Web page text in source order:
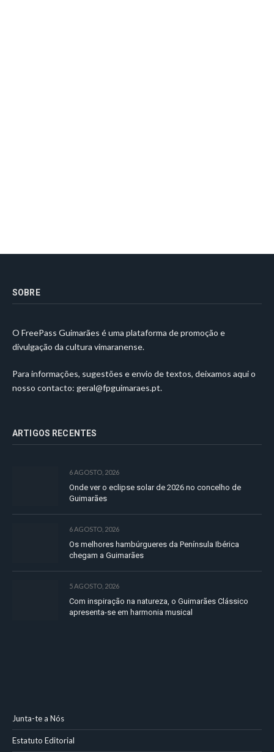
SOBRE
O FreePass Guimarães é uma plataforma de promoção e
divulgação da cultura vimaranense.
Para informações, sugestões e envio de textos, deixamos aqui o
nosso contacto: geral@fpguimaraes.pt.
ARTIGOS RECENTES
6 AGOSTO, 2026
Onde ver o eclipse solar de 2026 no concelho de
Guimarães
6 AGOSTO, 2026
Os melhores hambúrgueres da Península Ibérica
chegam a Guimarães
5 AGOSTO, 2026
Com inspiração na natureza, o Guimarães Clássico
apresenta-se em harmonia musical
Junta-te a Nós
Estatuto Editorial